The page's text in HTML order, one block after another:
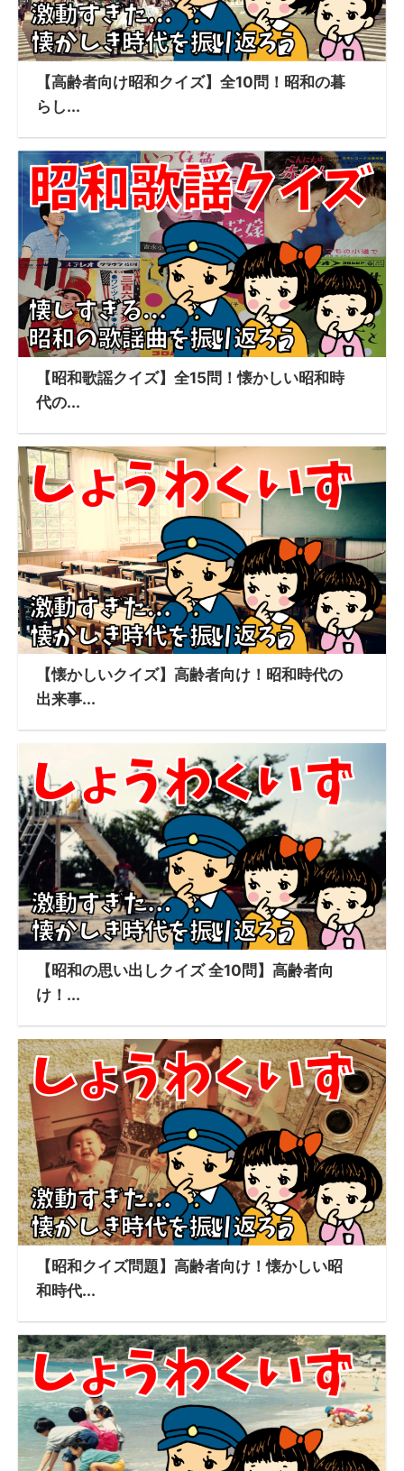
【高齢者向け昭和クイズ】全10問！昭和の暮
らし...
【昭和歌謡クイズ】全15問！懐かしい昭和時
代の...
【懐かしいクイズ】高齢者向け！昭和時代の
出来事...
【昭和の思い出しクイズ 全10問】高齢者向
け！...
【昭和クイズ問題】高齢者向け！懐かしい昭
和時代...